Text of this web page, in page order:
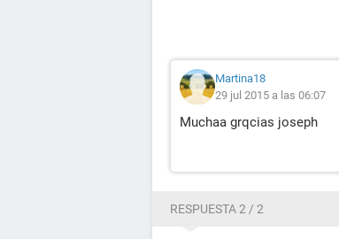
Martina18
29 jul 2015 a las 06:07
Muchaa grqcias joseph
RESPUESTA 2 / 2